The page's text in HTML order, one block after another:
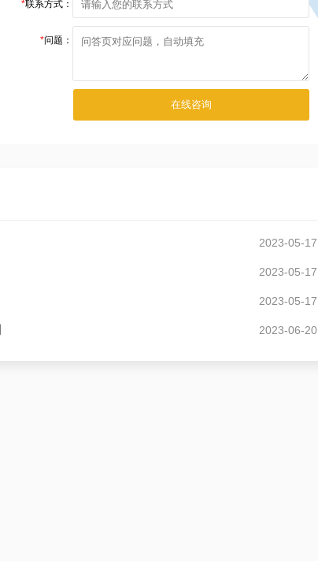
*联系方式：
*问题：
2023-05-17
2023-05-17
2023-05-17
2023-06-20